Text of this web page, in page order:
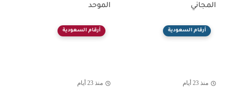
المجاني
الموحد
أرقام السعودية
منذ 23 أيام
أرقام السعودية
منذ 23 أيام